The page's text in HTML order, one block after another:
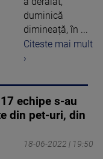
duminică
dimineață, în ...
Citeste mai mult
›
echipe s-au
din pet-uri, din
18-06-2022 | 19:50